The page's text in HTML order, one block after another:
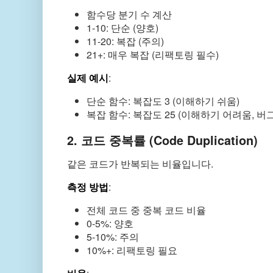
함수당 분기 수 계산
1-10: 단순 (양호)
11-20: 복잡 (주의)
21+: 매우 복잡 (리팩토링 필수)
실제 예시:
단순 함수: 복잡도 3 (이해하기 쉬움)
복잡 함수: 복잡도 25 (이해하기 어려움, 버
2. 코드 중복률 (Code Duplication)
같은 코드가 반복되는 비율입니다.
측정 방법:
전체 코드 중 중복 코드 비율
0-5%: 양호
5-10%: 주의
10%+: 리팩토링 필요